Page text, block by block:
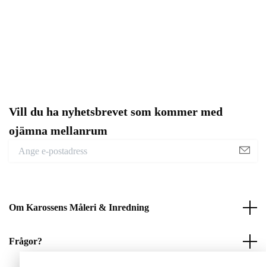
Vill du ha nyhetsbrevet som kommer med
ojämna mellanrum
Om Karossens Måleri & Inredning
Frågor?